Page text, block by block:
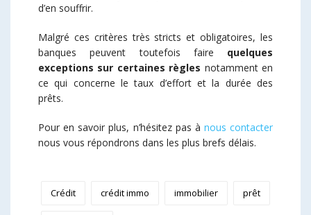
d’en souffrir.
Malgré ces critères très stricts et obligatoires, les
banques peuvent toutefois faire quelques
exceptions sur certaines règles notamment en
ce qui concerne le taux d’effort et la durée des
prêts.
Pour en savoir plus, n’hésitez pas à nous contacter
nous vous répondrons dans les plus brefs délais.
Crédit crédit immo immobilier prêt